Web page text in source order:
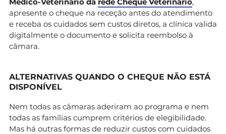
apresente o cheque na receção antes do atendimento
e receba os cuidados sem custos diretos, a clínica valida
digitalmente o documento e solicita reembolso à
câmara.
ALTERNATIVAS QUANDO O CHEQUE NÃO ESTÁ
DISPONÍVEL
Nem todas as câmaras aderiram ao programa e nem
todas as famílias cumprem critérios de elegibilidade.
Mas há outras formas de reduzir custos com cuidados